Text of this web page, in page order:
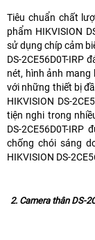
Tiêu chuẩn chất
phẩm HIKVISION
sử dụng chíp cảm
DS-2CE56D0T-IRP
nét, hình ảnh
với những thiết bị
HIKVISION DS-
tiện nghi trong
DS-2CE56D0T-
chống chói sáng
HIKVISION DS-
2. Camera thân DS-